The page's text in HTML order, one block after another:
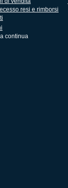
resi e rimborsi
continua